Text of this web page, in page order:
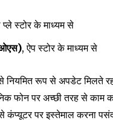
स्टोर के माध्यम से
, ऐप स्टोर के माध्यम से
नियमित रूप से अपडेट मिलते
फोन पर अच्छी तरह से काम
कंप्यूटर पर इस्तेमाल करना